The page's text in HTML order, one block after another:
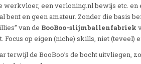
werkvloer, een verloning.nl bewijs etc. en
en geen amateur. Zonder die basis
van de BooBoo-slijmballenfabriek
op eigen (niche) skills, niet (teveel)
terwijl de BooBoo’s de bocht uitvliegen,